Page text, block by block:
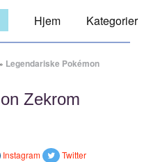
Hjem Kategorier
» Legendariske Pokémon
Zekrom
Instagram Twitter